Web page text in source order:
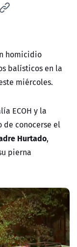
homicidio
balísticos en la
miércoles.
ECOH y la
de conocerse el
Hurtado,
pierna